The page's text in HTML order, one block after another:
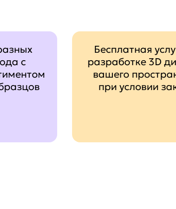
с
Бесплатная
разработке 3D
вашего
при условии